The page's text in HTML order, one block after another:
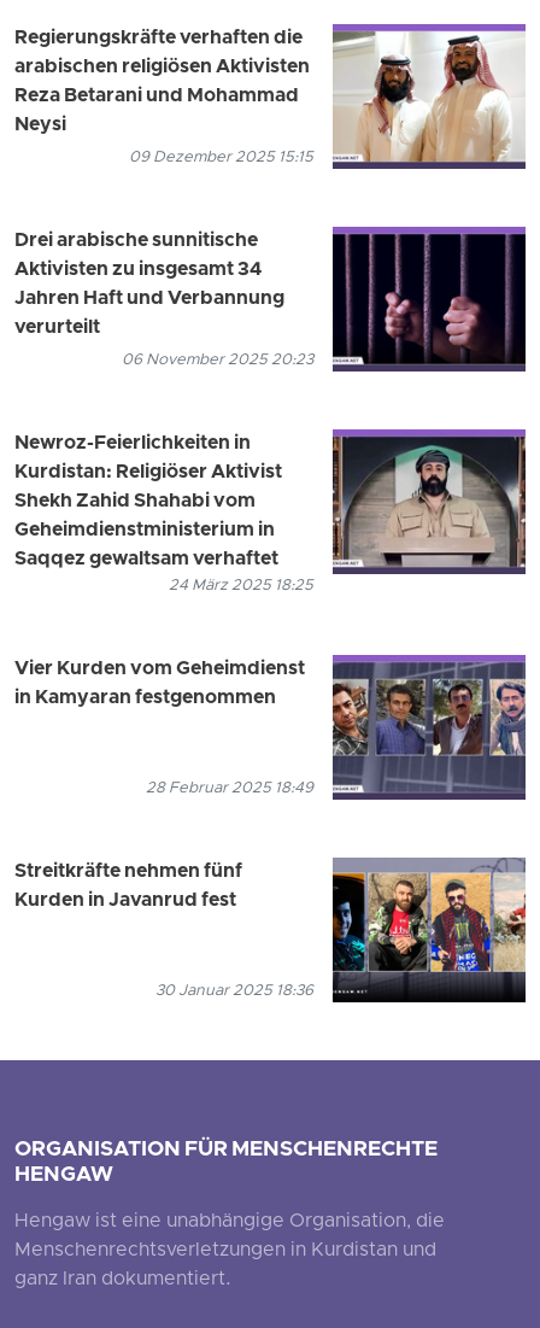
Regierungskräfte verhaften die
arabischen religiösen Aktivisten
Reza Betarani und Mohammad
Neysi
09 Dezember 2025 15:15
Drei arabische sunnitische
Aktivisten zu insgesamt 34
Jahren Haft und Verbannung
verurteilt
06 November 2025 20:23
Newroz-Feierlichkeiten in
Kurdistan: Religiöser Aktivist
Shekh Zahid Shahabi vom
Geheimdienstministerium in
Saqqez gewaltsam verhaftet
24 März 2025 18:25
Vier Kurden vom Geheimdienst
in Kamyaran festgenommen
28 Februar 2025 18:49
Streitkräfte nehmen fünf
Kurden in Javanrud fest
30 Januar 2025 18:36
ORGANISATION FÜR MENSCHENRECHTE
HENGAW
Hengaw ist eine unabhängige Organisation, die
Menschenrechtsverletzungen in Kurdistan und
ganz Iran dokumentiert.